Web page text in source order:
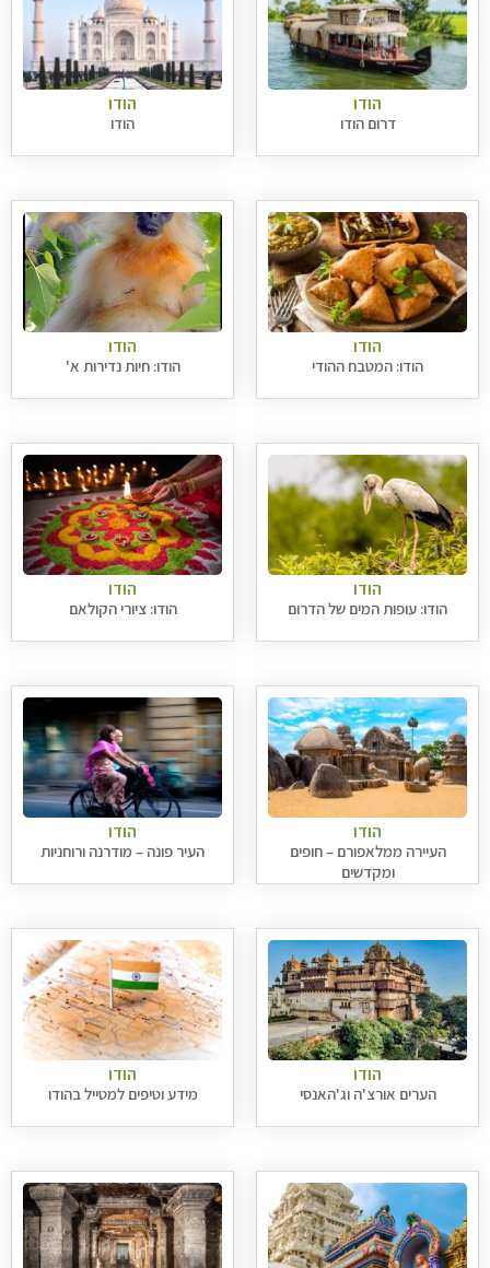
הודו
דרום הודו
הודו
הודו
הודו
הודו: המטבח ההודי
הודו
הודו: חיות נדירות א'
הודו
הודו: עופות המים של הדרום
הודו
הודו: ציורי הקולאם
הודו
העיירה ממלאפורם – חופים
ומקדשים
הודו
העיר פונה – מודרנה ורוחניות
הודו
הערים אורצ'ה וג'האנסי
הודו
מידע וטיפים למטייל בהודו